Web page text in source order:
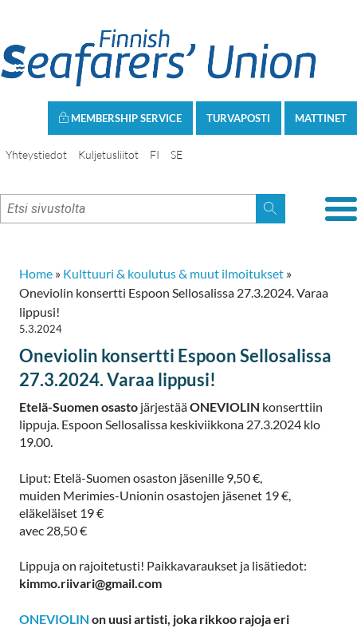
MATTINET
TURVAPOSTI
MEMBERSHIP SERVICE
Yhteystiedot Kuljetusliitot FI SE
Home » Kulttuuri & koulutus & muut ilmoitukset »
Oneviolin konsertti Espoon Sellosalissa 27.3.2024. Varaa
lippusi!
5.3.2024
Oneviolin konsertti Espoon Sellosalissa
27.3.2024. Varaa lippusi!
Etelä-Suomen osasto järjestääONEVIOLIN konserttiin
lippuja. Espoon Sellosalissa keskiviikkona 27.3.2024 klo
19.00.
Liput: Etelä-Suomen osaston jäsenille 9,50 €,
muiden Merimies-Unionin osastojen jäsenet 19 €,
eläkeläiset 19 €
avec 28,50 €
Lippuja on rajoitetusti! Paikkavaraukset ja lisätiedot:
kimmo.riivari@gmail.com
ONEVIOLIN on uusi artisti, joka rikkoo rajoja eri